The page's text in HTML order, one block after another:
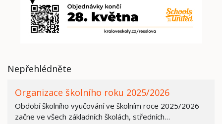
Nepřehlédněte
Organizace školního roku 2025/2026
Období školního vyučování ve školním roce 2025/2026
začne ve všech základních školách, středních…